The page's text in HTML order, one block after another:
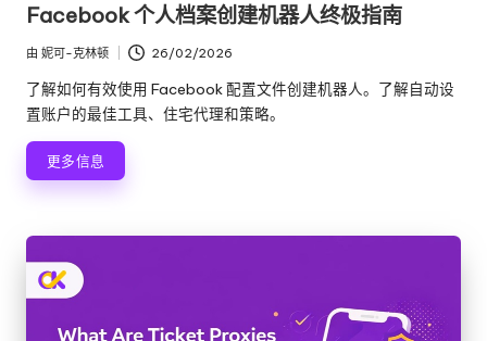
在Facebook 个人档案创建机器人终极指南
发
布
者
由 妮可-克林顿 26/02/2026
了解如何有效使用 Facebook 配置文件创建机器人。了解自动设
置账户的最佳工具、住宅代理和策略。
更多信息